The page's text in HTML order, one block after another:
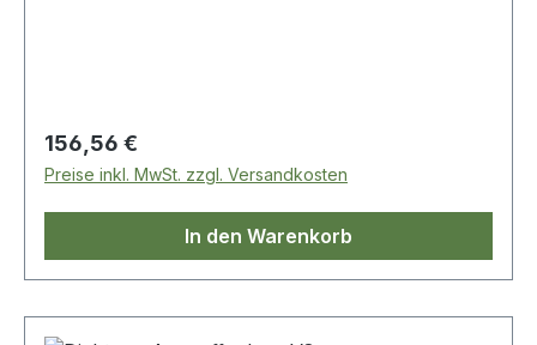
Regulärer Preis:
156,56 €
Preise inkl. MwSt. zzgl. Versandkosten
In den Warenkorb